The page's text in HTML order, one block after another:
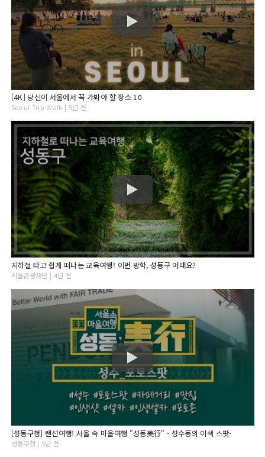
[4K] 당신이 서울에서 꼭 가봐야 할 장소 10
Seoul Trip Walk | 5년 전
지하철 타고 쉽게 떠나는 교육여행! 이번 방학, 성동구 어때요?
서울관광재단 | 4년 전
[성동구청] 랜선여행! 서울 속 마을여행 "성동美行" - 성수동의 이색 스팟-
성동구청 | 5년 전